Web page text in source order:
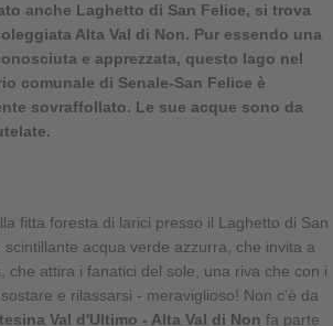
anche Laghetto di San Felice, si trova
Alta Val di Non. Pur essendo una
e apprezzata, questo lago nel
comunale di Senale-San Felice è
sovraffollato. Le sue acque sono da
fitta foresta di larici presso il Laghetto di San
scintillante acqua verde azzurra, che invita a
che attira i fanatici del sole, una riva che con i
e rilassarsi - meraviglioso! Non c'è da
Val d'Ultimo - Alta Val di Non fa parte